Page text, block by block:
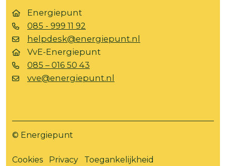
Energiepunt
085 - 999 11 92
helpdesk@energiepunt.nl
VvE-Energiepunt
085 – 016 50 43
vve@energiepunt.nl
© Energiepunt
Cookies Privacy Toegankelijkheid